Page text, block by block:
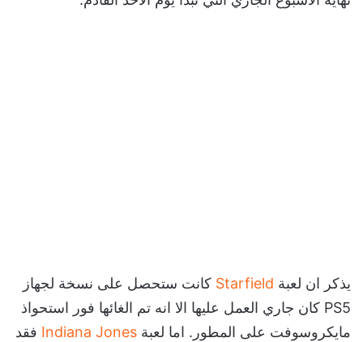
يذكر ان لعبة Starfield كانت ستحصل على نسخة لجهاز
PS5 كان جاري العمل عليها الا انه تم الغائها فور استحواذ
مايكروسوفت على المطور. اما لعبة Indiana Jones فقد